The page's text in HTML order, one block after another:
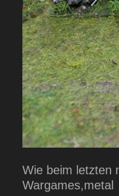
Wie beim letzten
Wargames,metal